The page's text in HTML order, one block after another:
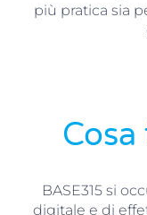
più pratica sia
BASE315 si
digitale e di